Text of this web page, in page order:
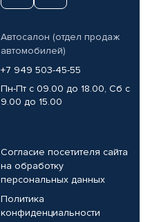
Автосалон (отдел продаж
автомобилей)
+7 949 503-45-55
Пн-Пт с 09.00 до 18.00, Сб с
9.00 до 15.00
Согласие посетителя сайта
на обработку
персональных данных
Политика
конфиденциальности